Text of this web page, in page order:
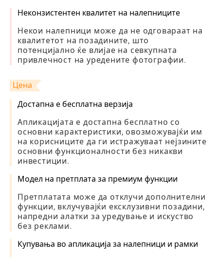
Неконзистентен квалитет на налепниците
Некои налепници може да не одговараат на
квалитетот на позадините, што
потенцијално ќе влијае на севкупната
привлечност на уредените фотографии.
Цена
Достапна е бесплатна верзија
Апликацијата е достапна бесплатно со
основни карактеристики, овозможувајќи им
на корисниците да ги истражуваат нејзините
основни функционалности без никакви
инвестиции.
Модел на претплата за премиум функции
Претплатата може да отклучи дополнителни
функции, вклучувајќи ексклузивни позадини,
напредни алатки за уредување и искуство
без реклами.
Купувања во апликација за налепници и рамки